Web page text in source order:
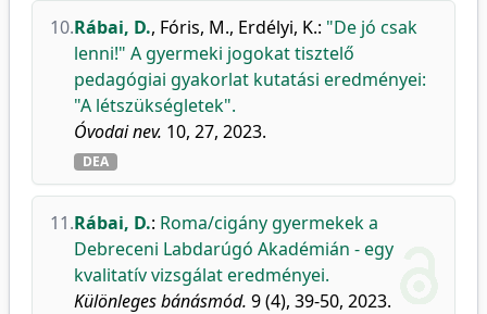
10.Rábai, D., Fóris, M., Erdélyi, K.: "De jó csak
lenni!" A gyermeki jogokat tisztelő
pedagógiai gyakorlat kutatási eredményei:
"A létszükségletek".
Óvodai nev. 10, 27, 2023.
DEA
11.Rábai, D.: Roma/cigány gyermekek a
Debreceni Labdarúgó Akadémián - egy
kvalitatív vizsgálat eredményei.
Különleges bánásmód. 9 (4), 39-50, 2023.